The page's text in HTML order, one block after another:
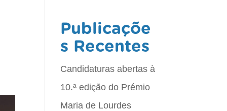
Publicaçõe
s Recentes
Candidaturas abertas à
10.ª edição do Prémio
Maria de Lourdes